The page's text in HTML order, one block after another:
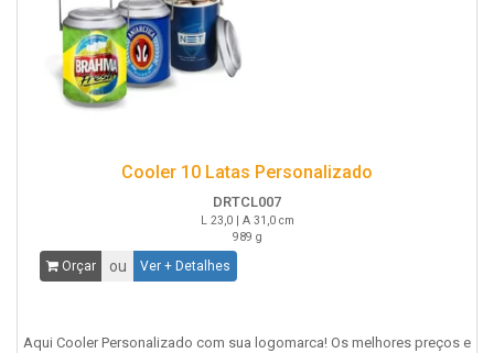
Cooler 10 Latas Personalizado
DRTCL007
L 23,0 | A 31,0 cm
989 g
Orçar ou Ver + Detalhes
Aqui Cooler Personalizado com sua logomarca! Os melhores preços e